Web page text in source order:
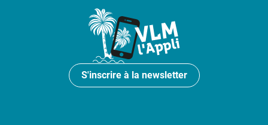
S'inscrire à la newsletter